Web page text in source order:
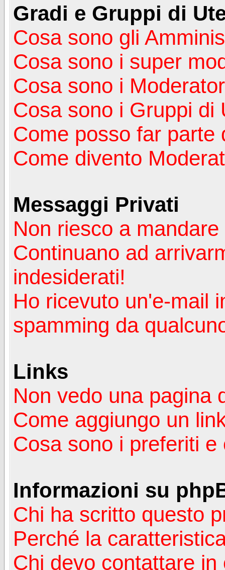
Gradi e Gruppi di
Cosa sono gli
Cosa sono i super
Cosa sono i
Cosa sono i Gruppi di
Come posso far parte
Come divento
Messaggi Privati
Non riesco a
Continuano ad
indesiderati!
Ho ricevuto un'e-mail
spamming da
Links
Non vedo una pagina
Come aggiungo un
Cosa sono i preferiti
Informazioni su
Chi ha scritto questo
Perché la
Chi devo contattare